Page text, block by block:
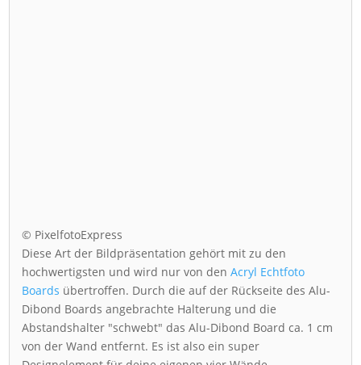
© PixelfotoExpress
Diese Art der Bildpräsentation gehört mit zu den
hochwertigsten und wird nur von denAcryl Echtfoto
Boards übertroffen. Durch die auf der Rückseite des Alu-
Dibond Boards angebrachte Halterung und die
Abstandshalter "schwebt" das Alu-Dibond Board ca. 1 cm
von der Wand entfernt. Es ist also ein super